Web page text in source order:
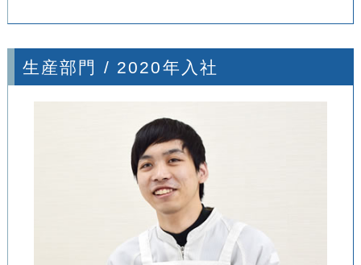
生産部門 / 2020年入社